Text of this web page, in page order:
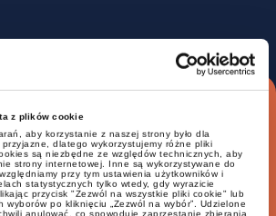
z plików cookie
aby korzystanie z naszej strony było dla
dlatego wykorzystujemy różne pliki
są niezbędne ze względów technicznych, aby
strony internetowej. Inne są wykorzystywane do
przy tym ustawienia użytkowników i
statystycznych tylko wtedy, gdy wyrazicie
przycisk "Zezwól na wszystkie pliki cookie" lub
wyborów po kliknięciu „Zezwól na wybór”. Udzielone
anulować, co spowoduje zaprzestanie zbierania
przed NSA o 571 mln